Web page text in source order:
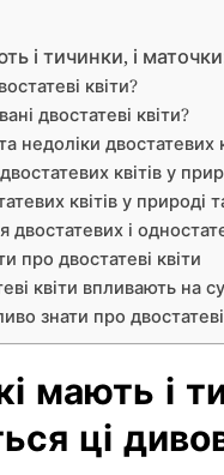
і тичинки, і
квіти?
двостатеві квіти?
недоліки двостатевих
квітів у
квітів у природі
двостатевих і
про двостатеві квіти
квіти впливають на
знати про двостатеві
мають і
ці